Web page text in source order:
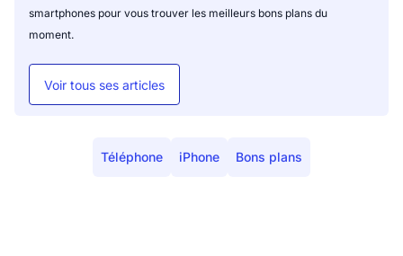
smartphones pour vous trouver les meilleurs bons plans du
moment.
Voir tous ses articles
Téléphone iPhone Bons plans